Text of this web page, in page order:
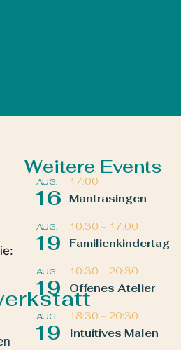
Weitere Events
AUG.
16
17:00
Mantrasingen
AUG.
19
10:30 – 17:00
Familienkindertag
AUG.
19
10:30 – 20:30
Offenes Atelier
AUG.
19
18:30 – 20:30
Intuitives Malen